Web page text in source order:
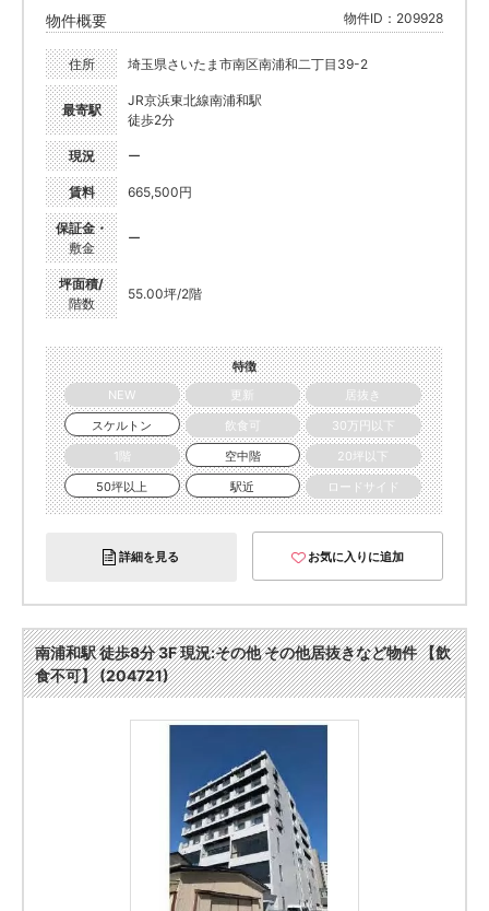
物件概要 物件ID：209928
住所 埼玉県さいたま市南区南浦和二丁目39-2
最寄駅
JR京浜東北線南浦和駅
徒歩2分
現況 ー
賃料 665,500円
保証金・
敷金
ー
坪面積/
階数
55.00坪/2階
特徴
NEW
更新
居抜き
スケルトン
飲食可
30万円以下
1階
空中階
20坪以下
50坪以上
駅近 ロードサイド
詳細を見る お気に入りに追加
南浦和駅 徒歩8分 3F 現況:その他 その他居抜きなど物件 【飲
食不可】 (204721)